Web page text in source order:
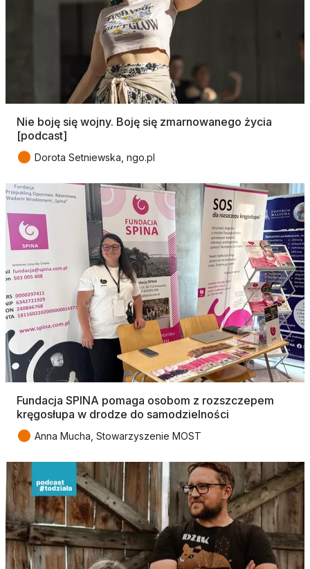
Nie boję się wojny. Boję się zmarnowanego życia
[podcast]
● Dorota Setniewska, ngo.pl
Fundacja SPINA pomaga osobom z rozszczepem
kręgosłupa w drodze do samodzielności
● Anna Mucha, Stowarzyszenie MOST